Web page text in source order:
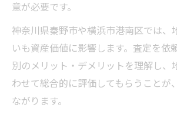
意が必要です。
神奈川県秦野市や横浜市港南区では、
いも資産価値に影響します。査定を依
別のメリット・デメリットを理解し、
わせて総合的に評価してもらうことが
ながります。